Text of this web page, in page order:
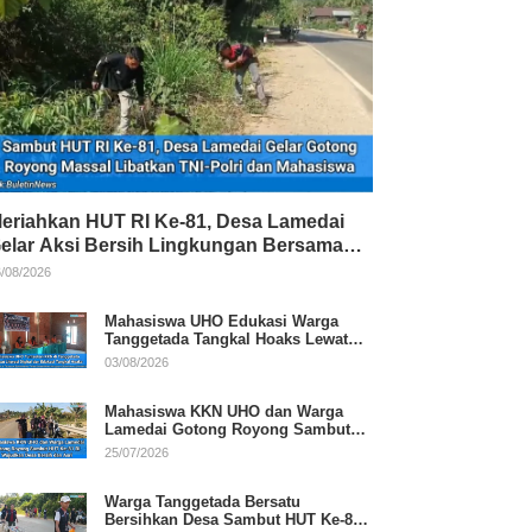
HUT RI Ke-81, Desa Lamedai
Aksi Bersih Lingkungan Bersama
Polri
08/2026
Mahasiswa UHO Edukasi Warga
Tanggetada Tangkal Hoaks Lewat
Program Literasi
03/08/2026
Mahasiswa KKN UHO dan Warga
Lamedai Gotong Royong Sambut
HUT Ke-81 RI
25/07/2026
Warga Tanggetada Bersatu
Bersihkan Desa Sambut HUT Ke-81